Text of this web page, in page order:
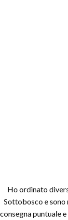
Ho ordinato
Sottobosco e
consegna puntuale